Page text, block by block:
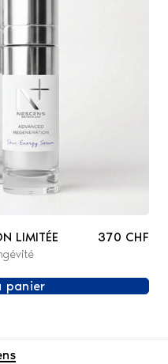
LIMITÉE 370 CHF
panier